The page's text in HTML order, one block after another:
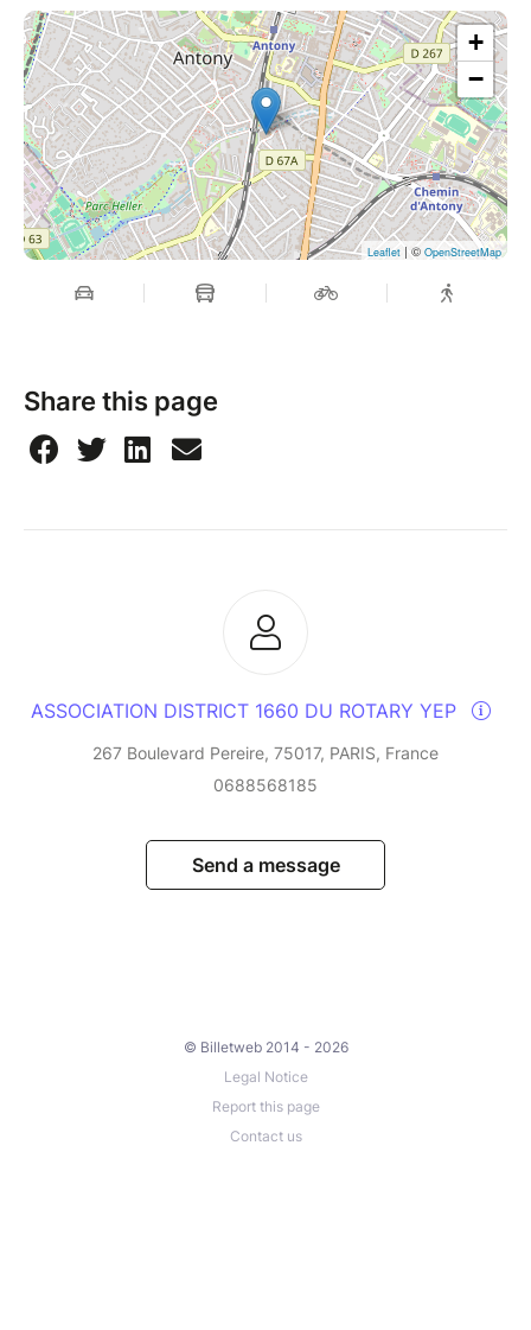
+
−
Leaflet | © OpenStreetMap
Share this page
ASSOCIATION DISTRICT 1660 DU ROTARY YEP
267 Boulevard Pereire, 75017, PARIS, France
0688568185
Send a message
© Billetweb 2014 - 2026
Legal Notice
Report this page
Contact us